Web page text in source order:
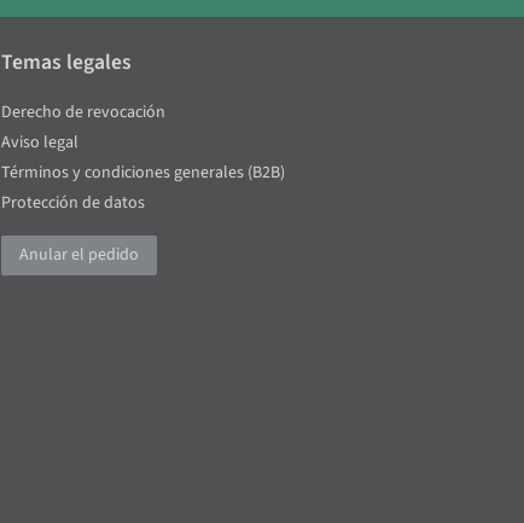
Temas legales
Derecho de revocación
Aviso legal
Términos y condiciones generales (B2B)
Protección de datos
Anular el pedido